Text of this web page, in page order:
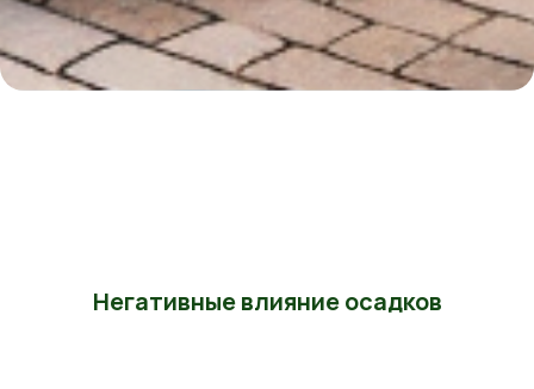
Негативные влияние осадков